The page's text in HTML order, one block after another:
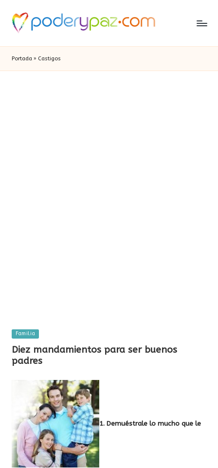
Portada » Castigos
Publicada
Familia
Diez mandamientos para ser buenos
padres
1. Demuéstrale lo mucho que le